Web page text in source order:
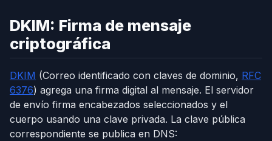
DKIM: Firma de mensaje
criptográfica
DKIM (Correo identificado con claves de dominio, RFC
6376) agrega una firma digital al mensaje. El servidor
de envío firma encabezados seleccionados y el
cuerpo usando una clave privada. La clave pública
correspondiente se publica en DNS: